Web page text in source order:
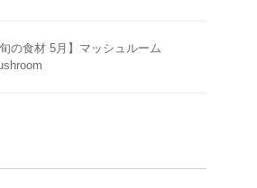
旬の食材 5月】マッシュルーム